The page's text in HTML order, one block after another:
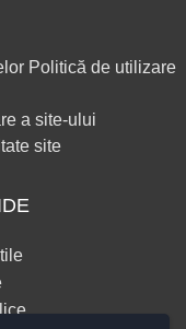
Politică de utilizare
a site-ului
site